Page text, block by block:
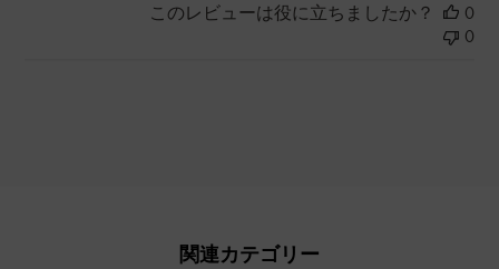
このレビューは役に立ちましたか？
0
0
関連カテゴリー